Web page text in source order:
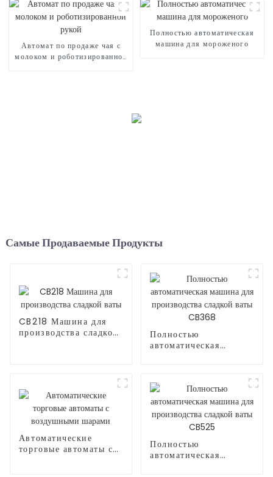
Автомат по продаже чая с
молоком и роботизированной
Полностью автоматическая
машина для мороженого
Самые Продаваемые Продукты
CB218 Машина для
производства сладкой
Полностью
автоматическая
Автоматические
торговые автоматы с
Полностью
автоматическая